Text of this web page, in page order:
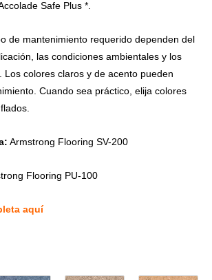
Safe Plus *.
de mantenimiento requerido dependen del
las condiciones ambientales y los
Los colores claros y de acento pueden
Cuando sea práctico, elija colores
Armstrong Flooring SV-200
Flooring PU-100
aquí